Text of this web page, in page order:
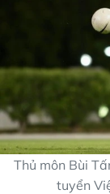
Thủ môn Bùi
tuyển